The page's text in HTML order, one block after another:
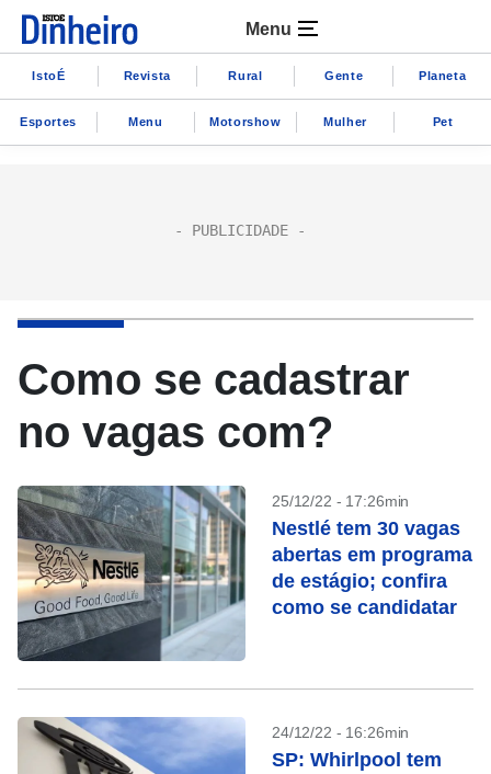
Menu
IstoÉ Revista Rural Gente Planeta
Esportes Menu Motorshow Mulher Pet
Como se cadastrar
no vagas com?
25/12/22 - 17:26min
Nestlé tem 30 vagas
abertas em programa
de estágio; confira
como se candidatar
24/12/22 - 16:26min
SP: Whirlpool tem